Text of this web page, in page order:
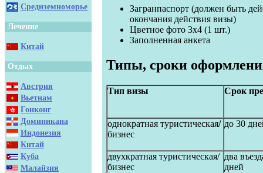
Средиземноморье
Лечение
Китай
Отдых
Австрия
Вьетнам
Гонконг
Доминикана
Индонезия
Китай
Куба
Малайзия
Загранпаспорт (должен быть
окончания действия визы)
Цветное фото 3х4 (1 шт.)
Заполненная анкета
Типы, сроки
Тип визы Срок
однократная туристическая/
бизнес
до 30
двухкратная туристическая/
бизнес
два
дней